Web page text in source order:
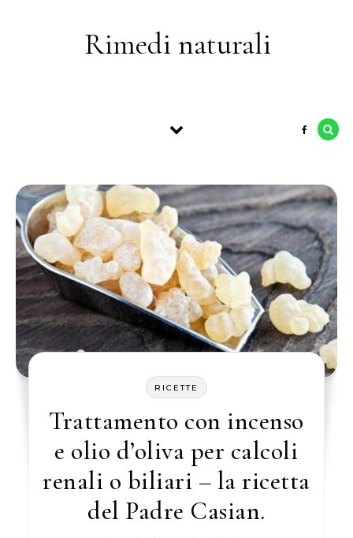
Rimedi naturali
RICETTE
Trattamento con incenso
e olio d’oliva per calcoli
renali o biliari – la ricetta
del Padre Casian.